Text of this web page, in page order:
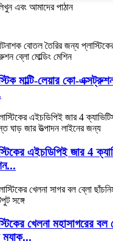
এবং আমাদের পাঠান
মাল্টি-লেয়ার কো-
এইচডিপিই জার 4
খেলনা মহাসাগরের বল
ম্যাক...